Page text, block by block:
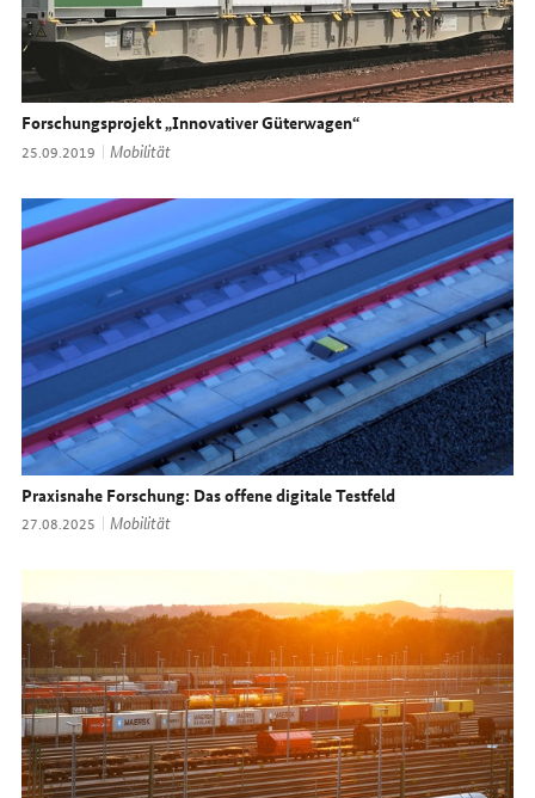
Forschungsprojekt „Innovativer Güterwagen“
Datum:
25.09.2019 Thema:
Mobilität
Praxisnahe Forschung: Das offene digitale Testfeld
Datum:
27.08.2025 Thema:
Mobilität